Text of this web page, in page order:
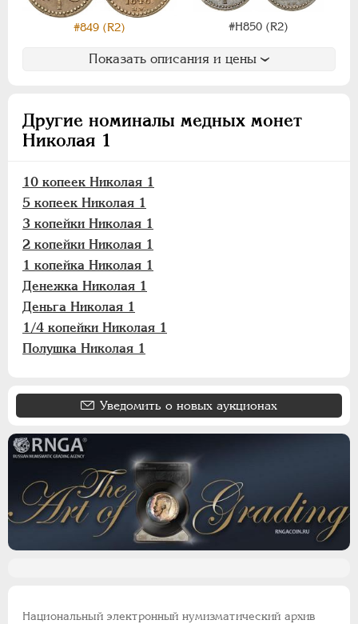
#849 (R2) #Н850 (R2)
Показать описания и цены
Другие номиналы медных монет
Николая 1
10 копеек Николая 1
5 копеек Николая 1
3 копейки Николая 1
2 копейки Николая 1
1 копейка Николая 1
Денежка Николая 1
Деньга Николая 1
1/4 копейки Николая 1
Полушка Николая 1
Уведомить о новых аукционах
Национальный электронный нумизматический архив